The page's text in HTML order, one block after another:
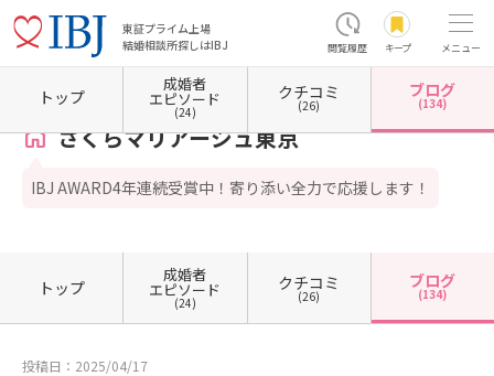
東証プライム上場
結婚相談所探しはIBJ
閲覧履歴 キープ メニュー
ホーム 東京都の結婚相談所 東京都練馬区 さくらマリアージュ東京 カウンセラーブ
さくらマリアージュ東京
IBJ AWARD4年連続受賞中！寄り添い全力で応援します！
トップ
成婚者
エピソード
(24)
クチコミ
(26)
ブログ
(134)
トップ
成婚者
エピソード
(24)
クチコミ
(26)
ブログ
(134)
投稿日：2025/04/17